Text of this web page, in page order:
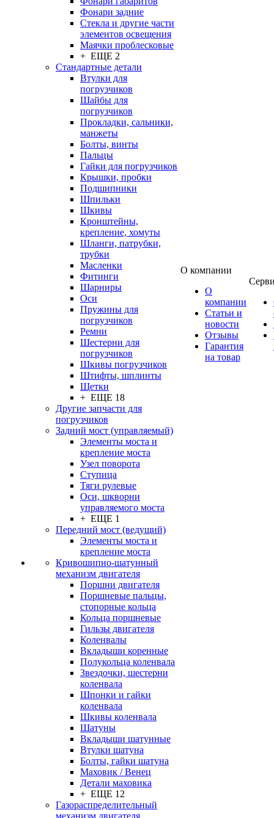
Фонари задние
Стекла и другие части
элементов освещения
Маячки проблесковые
+ ЕЩЕ 2
Стандартные детали
Втулки для
погрузчиков
Шайбы для
погрузчиков
Прокладки, сальники,
манжеты
Болты, винты
Пальцы
Гайки для погрузчиков
Крышки, пробки
Подшипники
Шпильки
Шкивы
Кронштейны,
крепление, хомуты
Шланги, патрубки,
трубки
Масленки
Фитинги
Шарниры
Оси
Пружины для
погрузчиков
Ремни
Шестерни для
погрузчиков
Шкивы погрузчиков
Штифты, шплинты
Щетки
+ ЕЩЕ 18
Другие запчасти для
погрузчиков
Задний мост (управляемый)
Элементы моста и
крепление моста
Узел поворота
Ступица
Тяги рулевые
Оси, шкворни
управляемого моста
+ ЕЩЕ 1
Передний мост (ведущий)
Элементы моста и
крепление моста
Кривошипно-шатунный
механизм двигателя
Поршни двигателя
Поршневые пальцы,
стопорные кольца
Кольца поршневые
Гильзы двигателя
Коленвалы
Вкладыши коренные
Полукольца коленвала
Звездочки, шестерни
коленвала
Шпонки и гайки
коленвала
Шкивы коленвала
Шатуны
Вкладыши шатунные
Втулки шатуна
Болты, гайки шатуна
Маховик / Венец
Детали маховика
+ ЕЩЕ 12
Газораспределительный
механизм двигателя
О компании
О
компании
Статьи и
новости
Отзывы
Гарантия
на товар